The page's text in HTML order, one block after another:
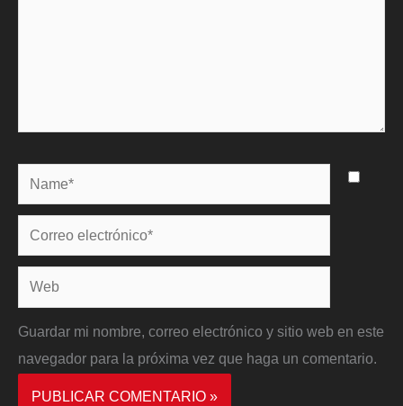
Name*
Correo
electrónico*
Web
Guardar mi nombre, correo electrónico y sitio web en este
navegador para la próxima vez que haga un comentario.